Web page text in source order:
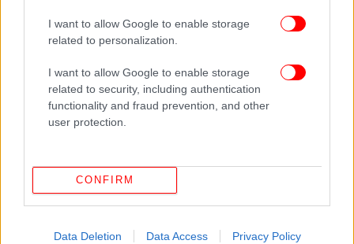
I want to allow Google to enable storage
related to personalization.
I want to allow Google to enable storage
related to security, including authentication
functionality and fraud prevention, and other
user protection.
CONFIRM
Data Deletion Data Access Privacy Policy